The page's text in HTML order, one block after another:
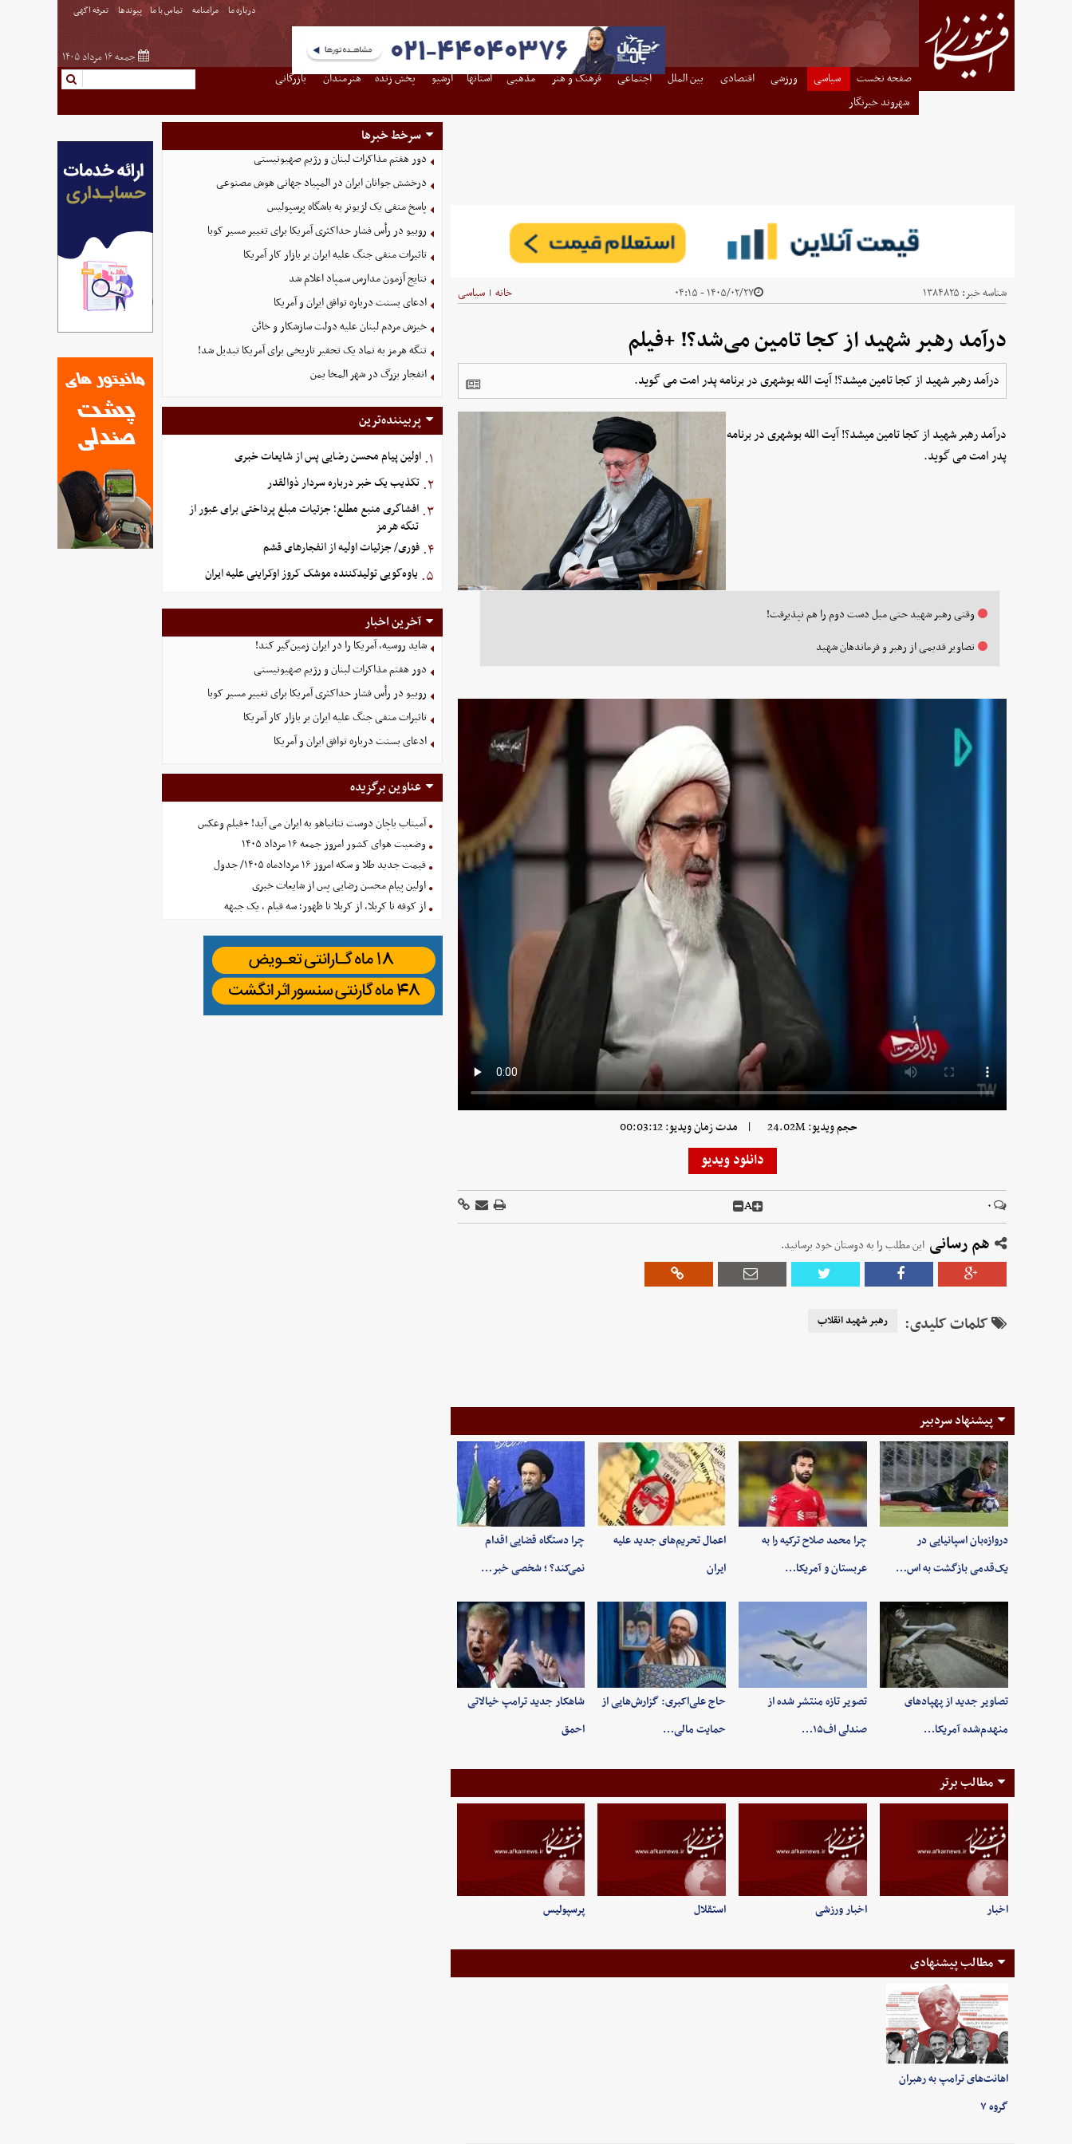
درباره ما مرامنامه تماس با ما پیوندها تعرفه اگهی
جمعه ۱۶ مرداد ۱۴۰۵
صفحه نخست سیاسی ورزشی اقتصادی بین الملل اجتماعی فرهنگ و هنر مذهبی استانها آرشیو پخش زنده هنرمندان
بازرگانی
شهروند خبرنگار
شناسه خبر: ۱۳۸۴۸۲۵ ۱۴۰۵/۰۲/۲۷ - ۰۴:۱۵ خانه | سیاسی
درآمد رهبر شهید از کجا تامین می‌شد؟! +فیلم
درآمد رهبر شهید از کجا تامین میشد؟! آیت الله بوشهری در برنامه پدر امت می گوید.
درآمد رهبر شهید از کجا تامین میشد؟! آیت الله بوشهری در برنامه
پدر امت می گوید.
وقتی رهبر شهید حتی مبل دست دوم را هم نپذیرفت!
تصاویر قدیمی از رهبر و فرماندهان شهید
حجم ویدیو: 24.02M | مدت زمان ویدیو: 00:03:12
دانلود ویدیو
۰ A
هم رسانی این مطلب را به دوستان خود برسانید.
کلمات کلیدی: رهبر شهید انقلاب
پیشنهاد سردبیر
دروازه‌بان اسپانیایی در
یک‌قدمی بازگشت به اس…
چرا محمد صلاح ترکیه را به
عربستان و آمریکا…
اعمال تحریم‌های جدید علیه
ایران
چرا دستگاه قضایی اقدام
نمی‌کند؟ ؛ شخصی خبر…
تصاویر جدید از پهپادهای
منهدم‌شده آمریکا…
تصویر تازه منتشر شده از
صندلی اف۱۵…
حاج علی‌اکبری: گزارش‌هایی از
حمایت مالی…
شاهکار جدید ترامپ خیالاتی
احمق
مطالب برتر
اخبار اخبار ورزشی استقلال پرسپولیس
مطالب پیشنهادی
اهانت‌های ترامپ به رهبران
گروه ۷
سرخط خبرها
دور هفتم مذاکرات لبنان و رژیم صهیونیستی
درخشش جوانان ایران در المپیاد جهانی هوش مصنوعی
پاسخ منفی یک لژیونر به باشگاه پرسپولیس
روبیو در رأس فشار حداکثری آمریکا برای تغییر مسیر کوبا
تاثیرات منفی جنگ علیه ایران بر بازار کار آمریکا
نتایج آزمون مدارس سمپاد اعلام شد
ادعای بسنت درباره توافق ایران و آمریکا
خیزش مردم لبنان علیه دولت سازشکار و خائن
تنگه هرمز به نماد یک تحقیر تاریخی برای آمریکا تبدیل شد!
انفجار بزرگ در شهر المخا یمن
پربیننده‌ترین
۱. اولین پیام محسن رضایی پس از شایعات خبری
۲. تکذیب یک خبر درباره سردار ذوالقدر
۳. افشاگری منبع مطلع؛ جزئیات مبلغ پرداختی برای عبور از
تنگه هرمز
۴. فوری/ جزئیات اولیه از انفجارهای قشم
۵. یاوه‌گویی تولیدکننده موشک کروز اوکراینی علیه ایران
آخرین اخبار
شاید روسیه، آمریکا را در ایران زمین‌گیر کند!
دور هفتم مذاکرات لبنان و رژیم صهیونیستی
روبیو در رأس فشار حداکثری آمریکا برای تغییر مسیر کوبا
تاثیرات منفی جنگ علیه ایران بر بازار کار آمریکا
ادعای بسنت درباره توافق ایران و آمریکا
عناوین برگزیده
آمیتاب باچان دوست نتانیاهو به ایران می آید! +فیلم وعکس
وضعیت هوای کشور امروز جمعه ۱۶ مرداد ۱۴۰۵
قیمت جدید طلا و سکه امروز ۱۶ مردادماه ۱۴۰۵/ جدول
اولین پیام محسن رضایی پس از شایعات خبری
از کوفه تا کربلا، از کربلا تا ظهور؛ سه قیام ، یک جبهه